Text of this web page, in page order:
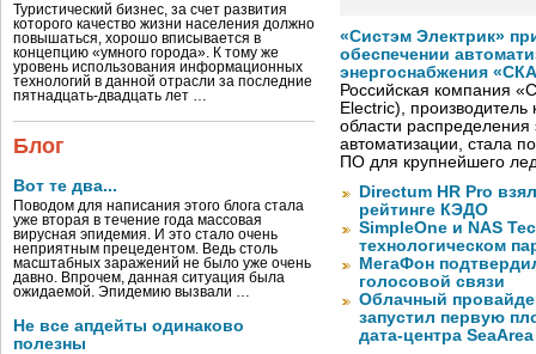
Туристический бизнес, за счет развития
которого качество жизни населения должно
повышаться, хорошо вписывается в
концепцию «умного города». К тому же
уровень использования информационных
технологий в данной отрасли за последние
пятнадцать-двадцать лет …
Блог
Вот те два...
Поводом для написания этого блога стала
уже вторая в течение года массовая
вирусная эпидемия. И это стало очень
неприятным прецедентом. Ведь столь
масштабных заражений не было уже очень
давно. Впрочем, данная ситуация была
ожидаемой. Эпидемию вызвали …
Не все апдейты одинаково
полезны
«Систэм Электрик»
обеспечении
энергоснабжения
Российская компания
Electric),
области распределения
автоматизации, стала
ПО для крупнейшего
Directum HR Pro
рейтинге КЭДО
SimpleOne и NAS
технологическом
МегаФон
голосовой связи
Облачный
запустил первую
дата-центра